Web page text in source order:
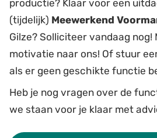
productie? Klaar voor een
(tijdelijk) Meewerkend
Gilze? Solliciteer vandaag nog!
motivatie naar ons! Of stuur
als er geen geschikte functie
Heb je nog vragen over de
we staan voor je klaar met